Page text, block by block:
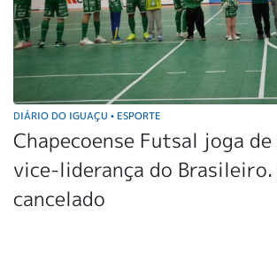
DIÁRIO DO IGUAÇU • ESPORTE
Chapecoense Futsal joga
vice-liderança do Brasileiro.
cancelado